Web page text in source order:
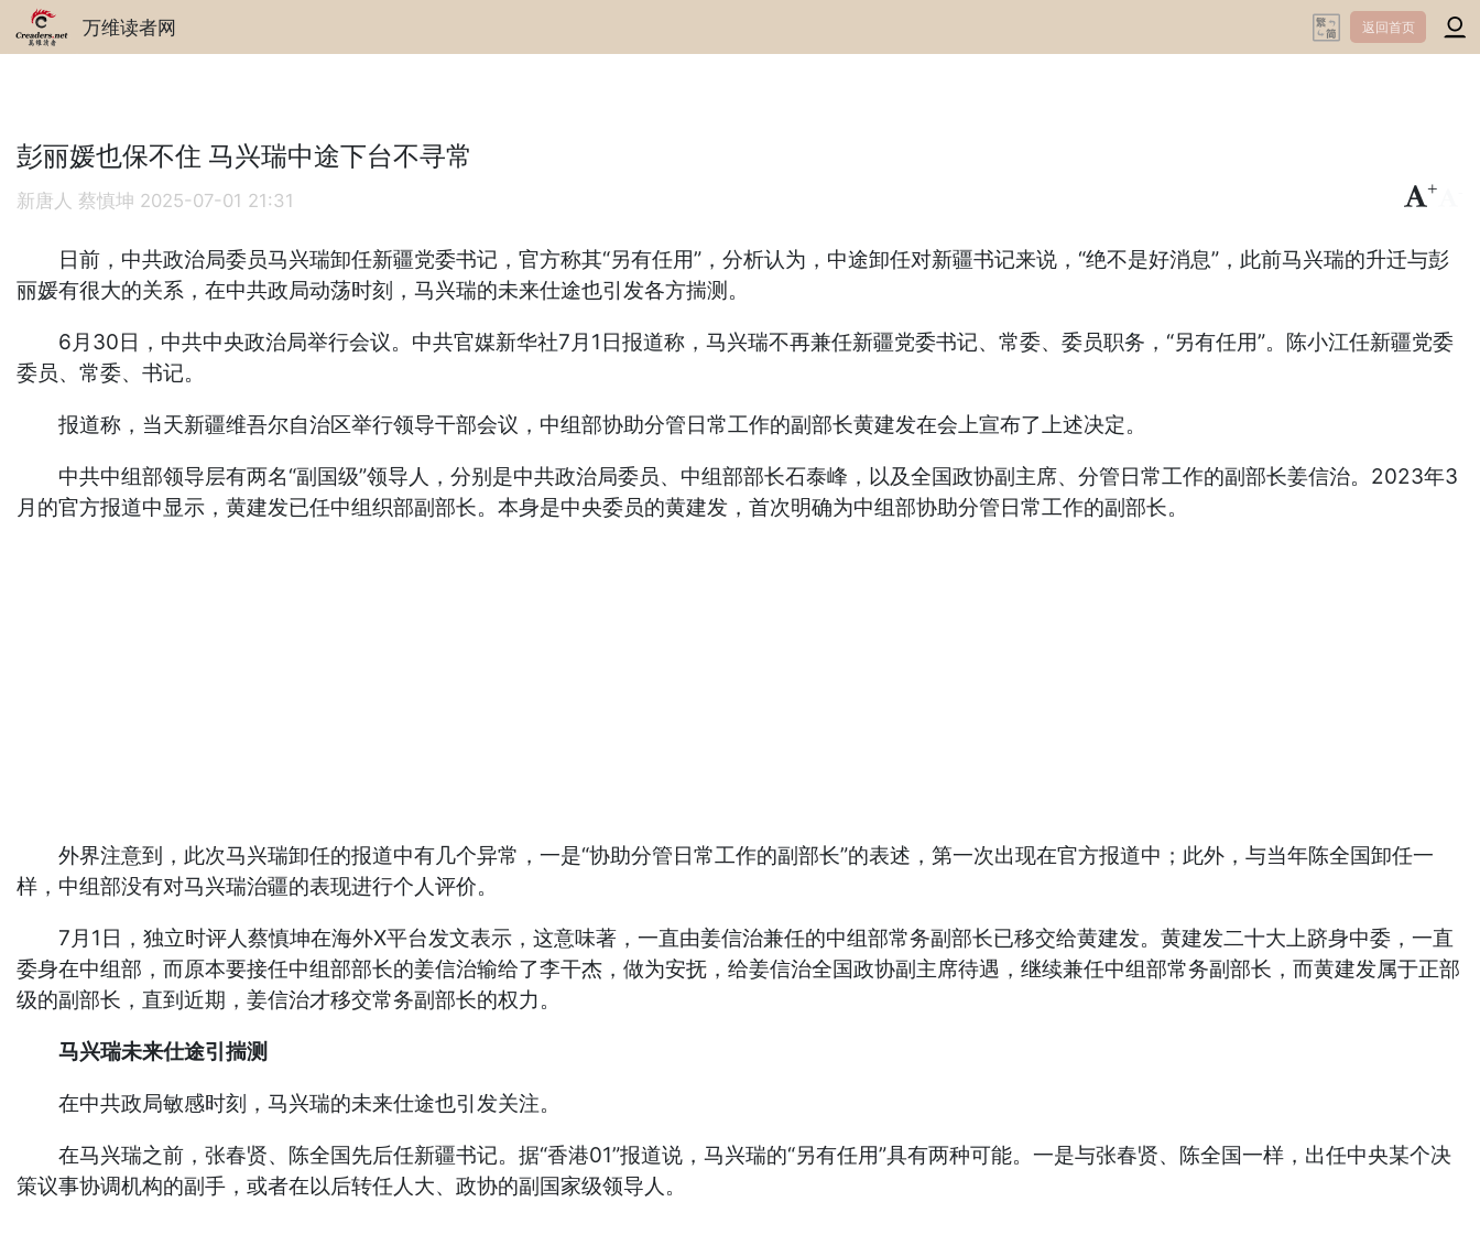
万维读者网 返回首页
彭丽媛也保不住 马兴瑞中途下台不寻常
新唐人 蔡慎坤 2025-07-01 21:31
+
日前，中共政治局委员马兴瑞卸任新疆党委书记，官方称其“另有任用”，分析认为，中途卸任对新疆书记来说，“绝不是好消息”，此前马兴瑞的升迁与彭
丽媛有很大的关系，在中共政局动荡时刻，马兴瑞的未来仕途也引发各方揣测。
6月30日，中共中央政治局举行会议。中共官媒新华社7月1日报道称，马兴瑞不再兼任新疆党委书记、常委、委员职务，“另有任用”。陈小江任新疆党委
委员、常委、书记。
报道称，当天新疆维吾尔自治区举行领导干部会议，中组部协助分管日常工作的副部长黄建发在会上宣布了上述决定。
中共中组部领导层有两名“副国级”领导人，分别是中共政治局委员、中组部部长石泰峰，以及全国政协副主席、分管日常工作的副部长姜信治。2023年3
月的官方报道中显示，黄建发已任中组织部副部长。本身是中央委员的黄建发，首次明确为中组部协助分管日常工作的副部长。
外界注意到，此次马兴瑞卸任的报道中有几个异常，一是“协助分管日常工作的副部长”的表述，第一次出现在官方报道中；此外，与当年陈全国卸任一
样，中组部没有对马兴瑞治疆的表现进行个人评价。
7月1日，独立时评人蔡慎坤在海外X平台发文表示，这意味著，一直由姜信治兼任的中组部常务副部长已移交给黄建发。黄建发二十大上跻身中委，一直
委身在中组部，而原本要接任中组部部长的姜信治输给了李干杰，做为安抚，给姜信治全国政协副主席待遇，继续兼任中组部常务副部长，而黄建发属于正部
级的副部长，直到近期，姜信治才移交常务副部长的权力。
马兴瑞未来仕途引揣测
在中共政局敏感时刻，马兴瑞的未来仕途也引发关注。
在马兴瑞之前，张春贤、陈全国先后任新疆书记。据“香港01”报道说，马兴瑞的“另有任用”具有两种可能。一是与张春贤、陈全国一样，出任中央某个决
策议事协调机构的副手，或者在以后转任人大、政协的副国家级领导人。